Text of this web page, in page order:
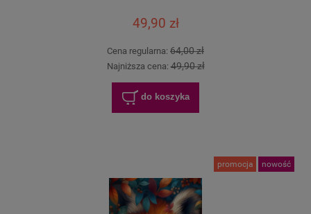
49,90 zł
Cena regularna: 64,00 zł
Najniższa cena:49,90 zł
do koszyka
promocja nowość